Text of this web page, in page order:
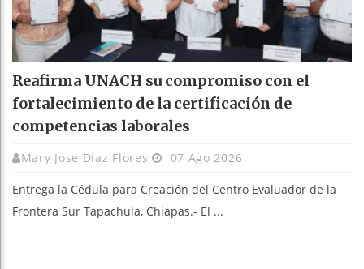
Reafirma UNACH su compromiso con el
fortalecimiento de la certificación de
competencias laborales
Mary Jose Díaz Flores 07 Ago 2026
Entrega la Cédula para Creación del Centro Evaluador de la
Frontera Sur Tapachula, Chiapas.- El ...